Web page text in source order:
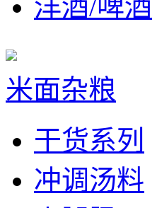
洋酒/啤酒
米面杂粮
干货系列
冲调汤料